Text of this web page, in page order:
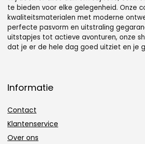
te bieden voor elke gelegenheid. Onze
kwaliteitsmaterialen met moderne
perfecte pasvorm en uitstraling
uitstapjes tot actieve avonturen, onze
dat je er de hele dag goed uitziet en je
Informatie
Contact
Klantenservice
Over ons